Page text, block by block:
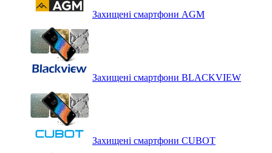
Захищені смартфони AGM
Захищені смартфони BLACKVIEW
Захищені смартфони CUBOT